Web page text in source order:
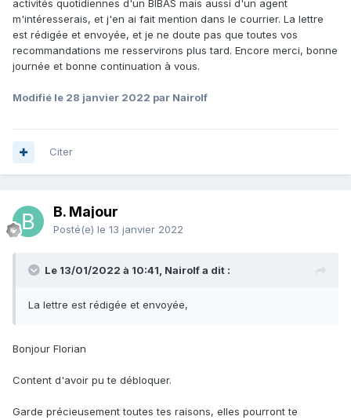
activités quotidiennes d'un BIBAS mais aussi d'un agent
m'intéresserais, et j'en ai fait mention dans le courrier. La lettre
est rédigée et envoyée, et je ne doute pas que toutes vos
recommandations me resservirons plus tard. Encore merci, bonne
journée et bonne continuation à vous.
Modifié le 28 janvier 2022 par Nairolf
Citer
B. Majour
Posté(e) le 13 janvier 2022
Le 13/01/2022 à 10:41, Nairolf a dit :
La lettre est rédigée et envoyée,
Bonjour Florian
Content d'avoir pu te débloquer.
Garde précieusement toutes tes raisons, elles pourront te